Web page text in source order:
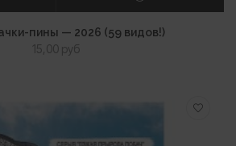
ПРОСМОТР
пины — 2026 (59 видов!)
15,00 руб